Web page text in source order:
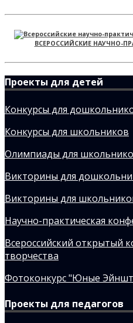
ВСЕРОССИЙСКИЕ НАУЧНО-
Проекты для детей
Конкурсы для
Конкурсы для школьников
Олимпиады для
Викторины для
Викторины для
Научно-практическая
Всероссийский открытый
творчества
Фотоконкурс "Юные
Проекты для педагогов